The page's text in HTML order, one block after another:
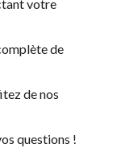
votre
de
de nos
questions !